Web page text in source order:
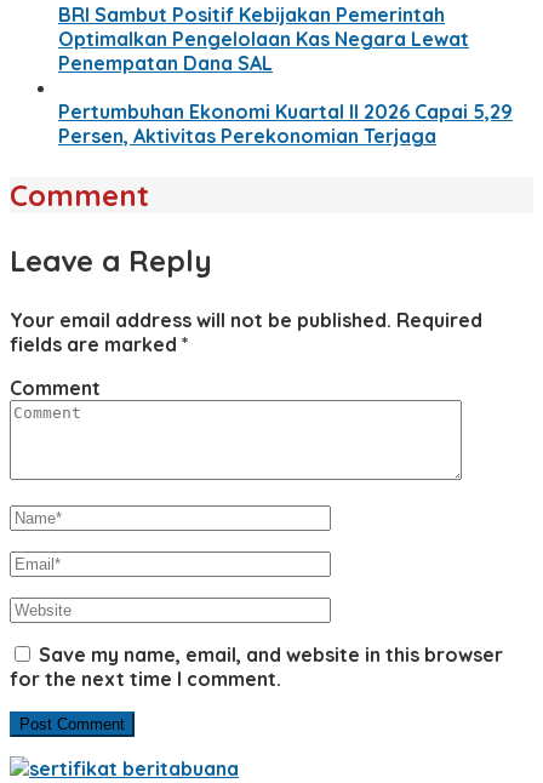
BRI Sambut Positif Kebijakan Pemerintah
Optimalkan Pengelolaan Kas Negara Lewat
Penempatan Dana SAL
Pertumbuhan Ekonomi Kuartal II 2026 Capai 5,29
Persen, Aktivitas Perekonomian Terjaga
Comment
Leave a Reply
Your email address will not be published. Required
fields are marked *
Comment
Save my name, email, and website in this browser
for the next time I comment.